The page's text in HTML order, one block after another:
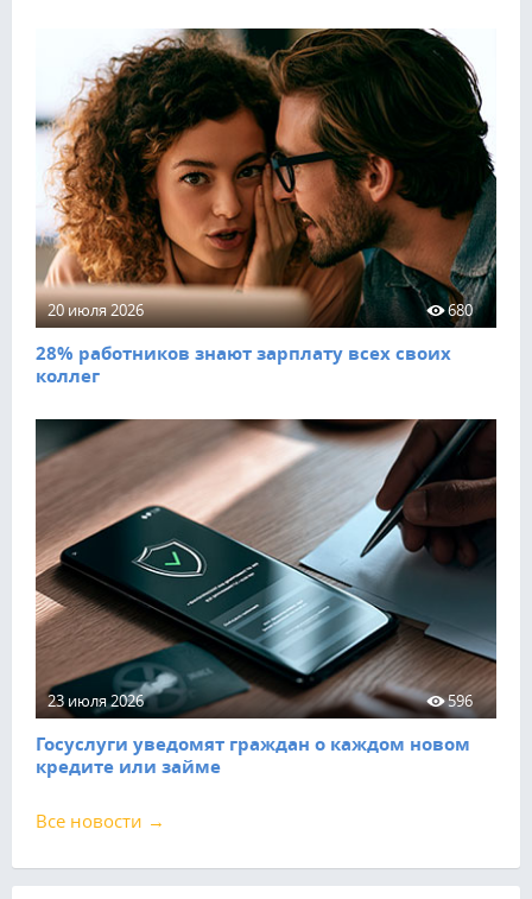
20 июля 2026 680
28% работников знают зарплату всех своих
коллег
23 июля 2026 596
Госуслуги уведомят граждан о каждом новом
кредите или займе
Все новости →